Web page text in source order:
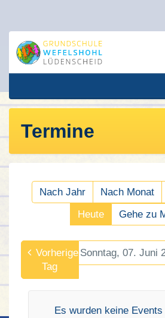
Termine
Nach Jahr Nach Monat
Heute
Gehe zu
Vorheriger
Tag
Sonntag, 07. Juni
Es wurden keine Events